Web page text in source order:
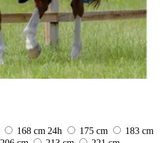
168 cm 24h 175 cm
183 cm